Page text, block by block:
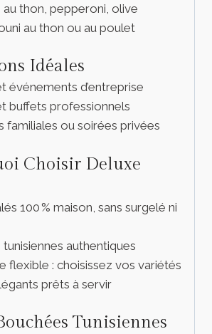
au thon, pepperoni, olive
au thon ou au poulet
Idéales
événements d’entreprise
buffets professionnels
familiales ou soirées privées
Choisir Deluxe
100 % maison, sans surgelé ni
authentiques
flexible : choisissez vos variétés
prêts à servir
Tunisiennes